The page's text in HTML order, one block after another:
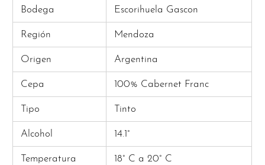
Bodega Escorihuela Gascon
Región Mendoza
Origen Argentina
Cepa 100% Cabernet Franc
Tipo Tinto
Alcohol 14.1°
Temperatura 18° C a 20° C